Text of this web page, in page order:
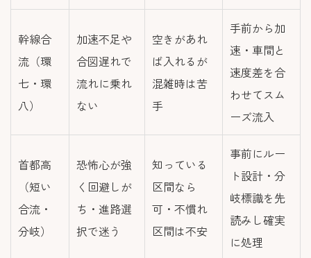
幹線合
流（環
七・環
八）
加速不足や
合図遅れで
流れに乗れ
ない
空きがあれ
ば入れるが
混雑時は苦
手
手前から加
速・車間と
速度差を合
わせてスム
ーズ流入
首都高
（短い
合流・
分岐）
恐怖心が強
く回避しが
ち・進路選
択で迷う
知っている
区間なら
可・不慣れ
区間は不安
事前にルー
ト設計・分
岐標識を先
読みし確実
に処理